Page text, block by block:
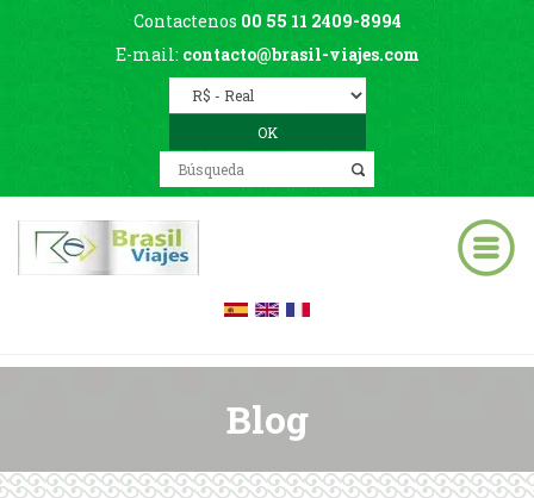
Contactenos 00 55 11 2409-8994
E-mail: contacto@brasil-viajes.com
Blog